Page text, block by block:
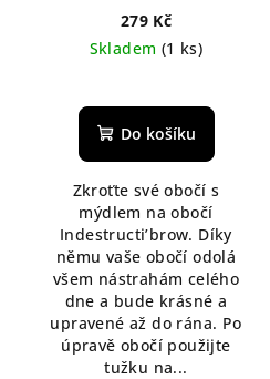
30 g
279 Kč
Skladem (1 ks)
hodnocení
produktu
z
5
hvězdiček.
Do košíku
Zkroťte své obočí s
mýdlem na obočí
Indestructi’brow. Díky
němu vaše obočí odolá
všem nástrahám celého
dne a bude krásné a
upravené až do rána. Po
úpravě obočí použijte
tužku na...